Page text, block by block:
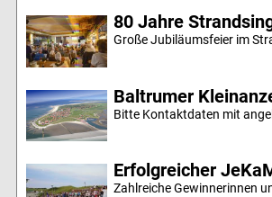
80 Jahre
Große Jubiläumsfeier im
Baltrumer
Bitte Kontaktdaten mit
Erfolgreicher
Zahlreiche Gewinnerinnen